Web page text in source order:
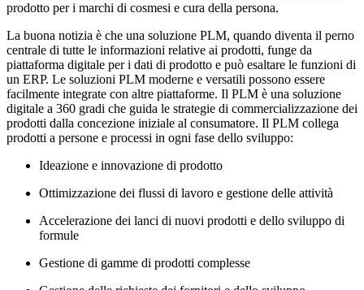
prodotto per i marchi di cosmesi e cura della persona.
La buona notizia è che una soluzione PLM, quando diventa il perno
centrale di tutte le informazioni relative ai prodotti, funge da
piattaforma digitale per i dati di prodotto e può esaltare le funzioni di
un ERP. Le soluzioni PLM moderne e versatili possono essere
facilmente integrate con altre piattaforme. Il PLM è una soluzione
digitale a 360 gradi che guida le strategie di commercializzazione dei
prodotti dalla concezione iniziale al consumatore. Il PLM collega
prodotti a persone e processi in ogni fase dello sviluppo:
Ideazione e innovazione di prodotto
Ottimizzazione dei flussi di lavoro e gestione delle attività
Accelerazione dei lanci di nuovi prodotti e dello sviluppo di
formule
Gestione di gamme di prodotti complesse